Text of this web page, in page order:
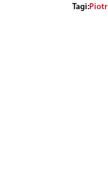
Tagi: